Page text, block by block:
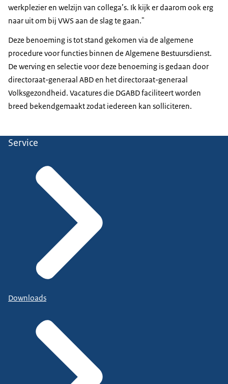
werkplezier en welzijn van collega’s. Ik kijk er daarom ook erg
naar uit om bij VWS aan de slag te gaan."
Deze benoeming is tot stand gekomen via de algemene
procedure voor functies binnen de Algemene Bestuursdienst.
De werving en selectie voor deze benoeming is gedaan door
directoraat-generaal ABD en het directoraat-generaal
Volksgezondheid. Vacatures die DGABD faciliteert worden
breed bekendgemaakt zodat iedereen kan solliciteren.
Service
Downloads